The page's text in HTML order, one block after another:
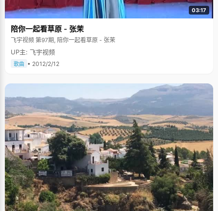
03:17
陪你一起看草原 - 张茉
飞宇视频 第97期, 陪你一起看草原 - 张茉
UP主: 飞宇视频
歌曲 • 2012/2/12